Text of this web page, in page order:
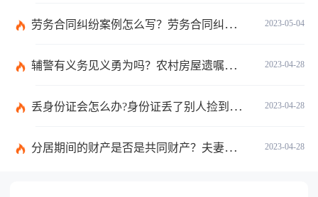
2023-05-04
劳务合同纠纷案例怎么写？劳务合同纠纷法律依据有哪些？
2023-04-28
辅警有义务见义勇为吗？农村房屋遗嘱继承法新规定看这里
2023-04-28
丢身份证会怎么办?身份证丢了别人捡到有什么危害?
2023-04-28
分居期间的财产是否是共同财产？夫妻个人债务可以执行共同财产吗？